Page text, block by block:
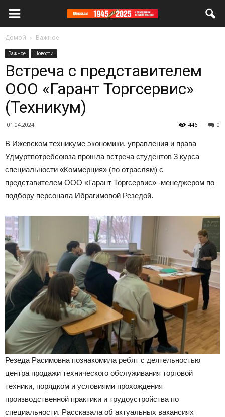
Домой Важное
Важное Новости
Встреча с представителем
ООО «Гарант Торгсервис»
(Техникум)
01.04.2024 0
446
В Ижевском техникуме экономики, управления и права
Удмуртпотребсоюза прошла встреча студентов 3 курса
специальности «Коммерция» (по отраслям) с
представителем ООО «Гарант Торгсервис» -менеджером по
подбору персонала Ибрагимовой Резедой.
Резеда Расимовна познакомила ребят с деятельностью
центра продажи технического обслуживания торговой
техники, порядком и условиями прохождения
производственной практики и трудоустройства по
специальности. Рассказала об актуальных вакансиях